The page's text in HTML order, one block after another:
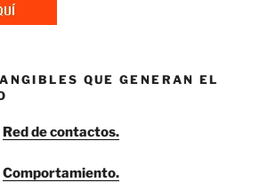
QUE GENERAN EL
Red de contactos.
Comportamiento.